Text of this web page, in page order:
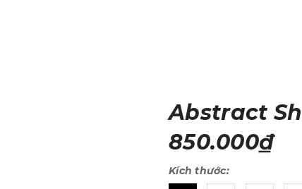
Abstract
850.000₫
Kích thước: